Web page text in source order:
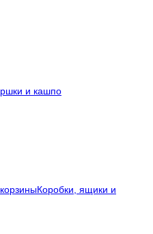
и кашпо
Коробки, ящики и